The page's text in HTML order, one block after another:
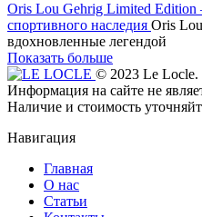
Oris Lou Gehrig Limited Edition
спортивного наследия Oris
вдохновленные легендой
Показать больше
© 2023 Le
Информация на сайте не
Наличие и стоимость
Навигация
Главная
О нас
Статьи